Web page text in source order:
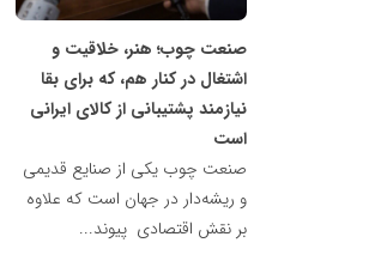
صنعت چوب؛ هنر، خلاقیت و
اشتغال در کنار هم، که برای بقا
نیازمند پشتیبانی از کالای ایرانی
است
صنعت چوب یکی از صنایع قدیمی
و ریشه‌دار در جهان است که علاوه
بر نقش اقتصادی پیوند...
نابغه